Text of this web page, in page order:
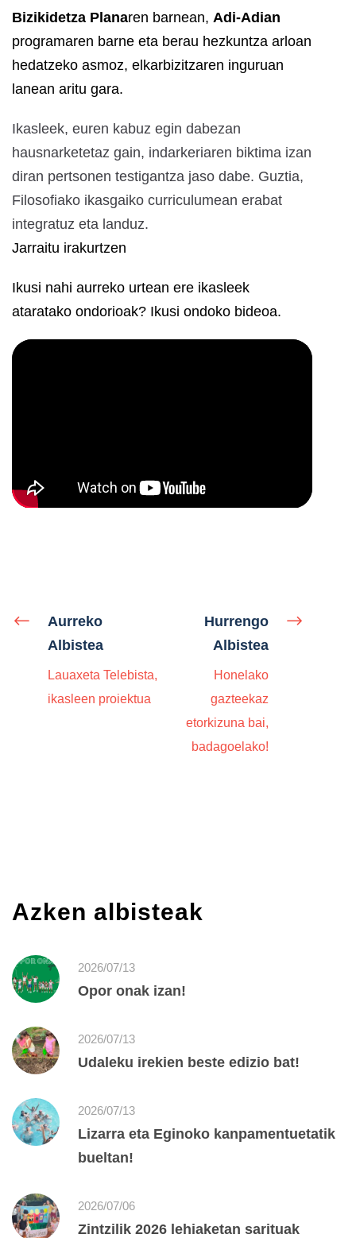
Bizikidetza Planaren barnean, Adi-Adian
programaren barne eta berau hezkuntza arloan
hedatzeko asmoz, elkarbizitzaren inguruan
lanean aritu gara.
Ikasleek, euren kabuz egin dabezan
hausnarketetaz gain, indarkeriaren biktima izan
diran pertsonen testigantza jaso dabe. Guztia,
Filosofiako ikasgaiko curriculumean erabat
integratuz eta landuz.
Jarraitu irakurtzen
Ikusi nahi aurreko urtean ere ikasleek
ataratako ondorioak? Ikusi ondoko bideoa.
Aurreko
Albistea
Lauaxeta Telebista,
ikasleen proiektua
Hurrengo
Albistea
Honelako
gazteekaz
etorkizuna bai,
badagoelako!
Azken albisteak
2026/07/13
Opor onak izan!
2026/07/13
Udaleku irekien beste edizio bat!
2026/07/13
Lizarra eta Eginoko kanpamentuetatik
bueltan!
2026/07/06
Zintzilik 2026 lehiaketan sarituak